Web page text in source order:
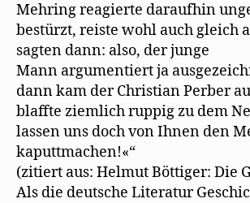
Mehring reagierte daraufhin
bestürzt, reiste wohl auch gleich
sagten dann: also, der junge
Mann argumentiert ja
dann kam der Christian Perber
blaffte ziemlich ruppig zu dem
lassen uns doch von Ihnen den
kaputtmachen!«“
(zitiert aus: Helmut Böttiger: Die
Als die deutsche Literatur